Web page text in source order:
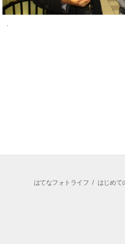
はてなフォトライフ / はじめて